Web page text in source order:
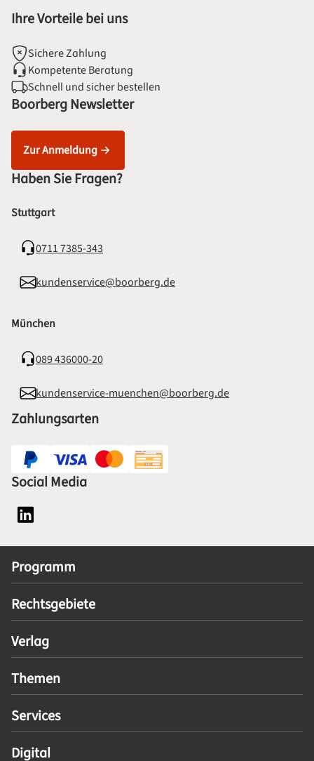
Ihre Vorteile bei uns
Sichere Zahlung
Kompetente Beratung
Schnell und sicher bestellen
Boorberg Newsletter
Zur Anmeldung
Haben Sie Fragen?
Stuttgart
0711 7385-343
kundenservice@boorberg.de
München
089 436000-20
kundenservice-muenchen@boorberg.de
Zahlungsarten
Social Media
Social Media Plattform LinkedIn
Programm
Rechtsgebiete
Verlag
Themen
Services
Digital